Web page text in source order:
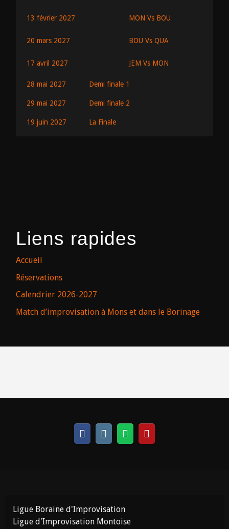
13 février 2027 MON Vs BOU
20 mars 2027 BOU Vs QUA
17 avril 2027 JEM Vs MON
28 mai 2027 Demi finale 1
29 mai 2027 Demi finale 2
19 juin 2027 La Finale
Liens rapides
Accueil
Réservations
Calendrier 2026-2027
Match d’improvisation à Mons et dans le Borinage
Ligue Boraine d'Improvisation
Ligue d'Improvisation Montoise